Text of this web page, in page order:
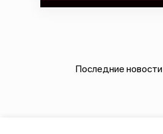
Последние новости